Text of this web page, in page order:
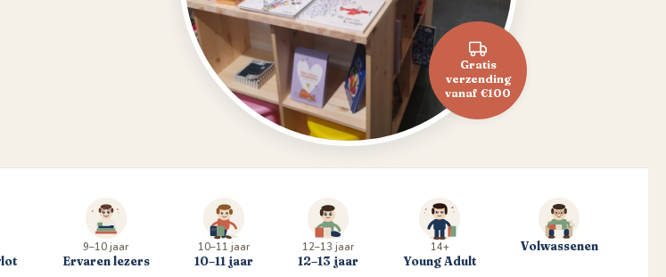
Gratis
verzending
vanaf €100
9–10 jaar
Ervaren lezers
10–11 jaar
10–11 jaar
12–13 jaar
12–13 jaar
14+
Young Adult
Volwassenen